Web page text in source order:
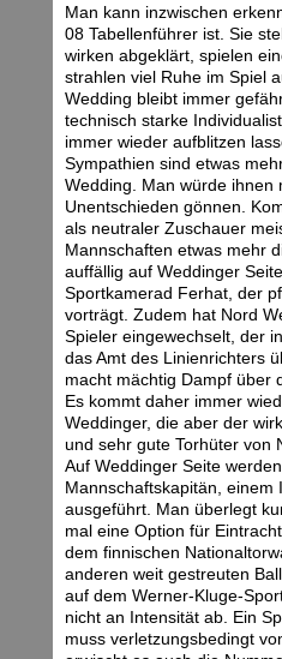
Man kann inzwischen
08 Tabellenführer ist. Sie
wirken abgeklärt, spielen
strahlen viel Ruhe im Spiel
Wedding bleibt immer
technisch starke
immer wieder aufblitzen
Sympathien sind etwas
Wedding. Man würde ihnen
Unentschieden gönnen.
als neutraler Zuschauer
Mannschaften etwas mehr
auffällig auf Weddinger
Sportkamerad Ferhat, der
vorträgt. Zudem hat Nord
Spieler eingewechselt, der
das Amt des Linienrichters
macht mächtig Dampf über
Es kommt daher immer
Weddinger, die aber der
und sehr gute Torhüter von
Auf Weddinger Seite
Mannschaftskapitän, einem
ausgeführt. Man überlegt
mal eine Option für
dem finnischen
anderen weit gestreuten
auf dem Werner-Kluge-
nicht an Intensität ab. Ein
muss verletzungsbedingt